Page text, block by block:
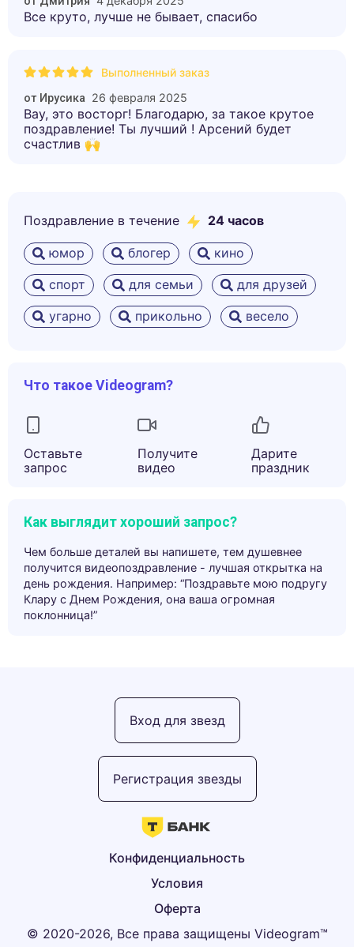
Все круто, лучше не бывает, спасибо
Выполненный заказ
от Ирусика 26 февраля 2025
Вау, это восторг! Благодарю, за такое крутое
поздравление! Ты лучший ! Арсений будет
счастлив 🙌
Поздравление в течение 24 часов
юмор блогер
кино
спорт
для семьи
для друзей
угарно
прикольно весело
Что такое Videogram?
Оставьте
запрос
Получите
видео
Дарите
праздник
Как выглядит хороший запрос?
Чем больше деталей вы напишете, тем душевнее
получится видеопоздравление - лучшая открытка на
день рождения. Например: “Поздравьте мою подругу
Клару с Днем Рождения, она ваша огромная
поклонница!”
© 2020-2026, Все права защищены Videogram™
Оферта
Условия
Конфиденциальность
Регистрация звезды
Вход для звезд